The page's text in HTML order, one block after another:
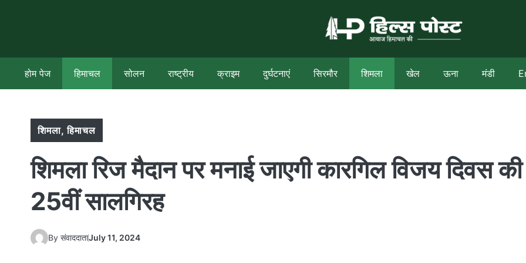
होम पेज हिमाचल सोलन राष्ट्रीय क्राइम दुर्घटनाएं सिरमौर शिमला खेल ऊना मंडी
शिमला,हिमाचल
शिमला रिज मैदान पर मनाई जाएगी कारगिल विजय दिवस की
25वीं सालगिरह
By संवाददाताJuly 11, 2024